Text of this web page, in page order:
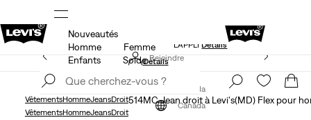
LE MEILLEUR DE LEVI'SMD – MAINTENANT DANS
L’APPLIDétails
Rejoindre
Canada
Nouveautés
Homme
Femme
Enfants
Solde
15 % DE RABAIS SUR VOTRE PREMIÈRE COMMANDE
Détails
maintenant
Canada
VêtementsHommeJeansDroit514MC Jean droit à Levi's(MD) Flex pour
VêtementsHommeJeansDroit